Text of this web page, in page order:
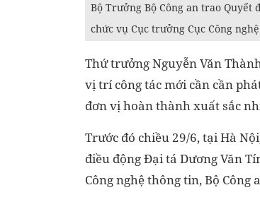
Bộ Trưởng Bộ Công an trao Quyết
chức vụ Cục trưởng Cục Công
Thứ trưởng Nguyễn Văn
vị trí công tác mới cần cần
đơn vị hoàn thành xuất sắc
Trước đó chiều 29/6, tại Hà
điều động Đại tá Dương Văn
Công nghệ thông tin, Bộ Công